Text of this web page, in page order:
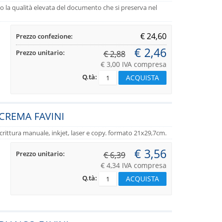
la qualità elevata del documento che si preserva nel
Prezzo confezione: € 24,60
Prezzo unitario: € 2,88 € 2,46
€ 3,00 IVA compresa
Q.tà:
FAVINI
manuale, inkjet, laser e copy. formato 21x29,7cm.
Prezzo unitario: € 6,39 € 3,56
€ 4,34 IVA compresa
Q.tà: